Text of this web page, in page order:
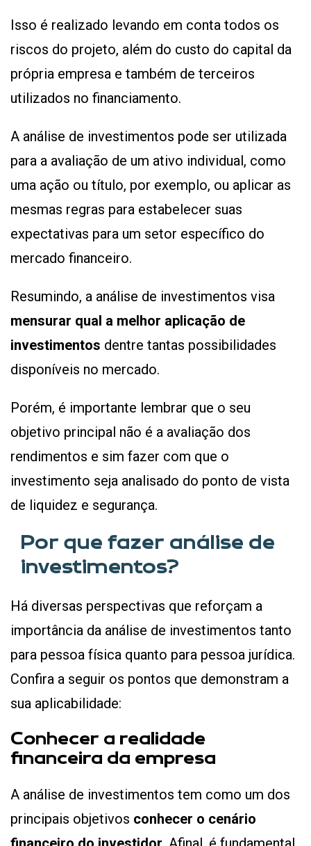
Isso é realizado levando em conta todos os
riscos do projeto, além do custo do capital da
própria empresa e também de terceiros
utilizados no financiamento.
A análise de investimentos pode ser utilizada
para a avaliação de um ativo individual, como
uma ação ou título, por exemplo, ou aplicar as
mesmas regras para estabelecer suas
expectativas para um setor específico do
mercado financeiro.
Resumindo, a análise de investimentos visa
mensurar qual a melhor aplicação de
investimentos dentre tantas possibilidades
disponíveis no mercado.
Porém, é importante lembrar que o seu
objetivo principal não é a avaliação dos
rendimentos e sim fazer com que o
investimento seja analisado do ponto de vista
de liquidez e segurança.
Por que fazer análise de
investimentos?
Há diversas perspectivas que reforçam a
importância da análise de investimentos tanto
para pessoa física quanto para pessoa jurídica.
Confira a seguir os pontos que demonstram a
sua aplicabilidade:
Conhecer a realidade
financeira da empresa
A análise de investimentos tem como um dos
principais objetivos conhecer o cenário